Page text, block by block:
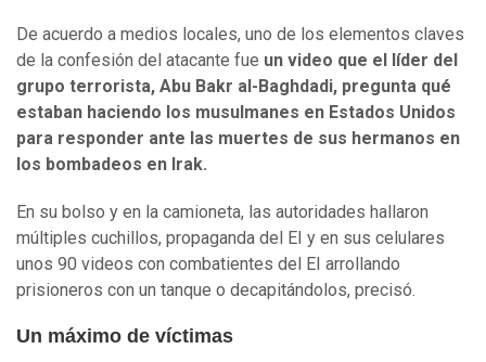
De acuerdo a medios locales, uno de los elementos claves
de la confesión del atacante fue un video que el líder del
grupo terrorista, Abu Bakr al-Baghdadi, pregunta qué
estaban haciendo los musulmanes en Estados Unidos
para responder ante las muertes de sus hermanos en
los bombadeos en Irak.
En su bolso y en la camioneta, las autoridades hallaron
múltiples cuchillos, propaganda del EI y en sus celulares
unos 90 videos con combatientes del EI arrollando
prisioneros con un tanque o decapitándolos, precisó.
Un máximo de víctimas